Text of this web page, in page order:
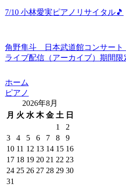
7/10 小林愛実ピアノリサイタル🎵
角野隼斗 日本武道館コンサー
ライブ配信（アーカイブ）期間限
ホーム
ピアノ
2026年8月
月 火 水 木 金 土 日
1
2
3
4 5 6 7 8
9
10 11 12 13 14 15 16
17 18 19 20 21 22 23
24 25 26 27 28 29 30
31